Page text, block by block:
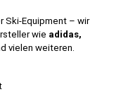
Ski-Equipment – wir
wie adidas,
vielen weiteren.